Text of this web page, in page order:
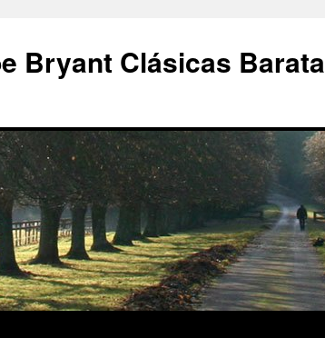
Bryant Clásicas Barata